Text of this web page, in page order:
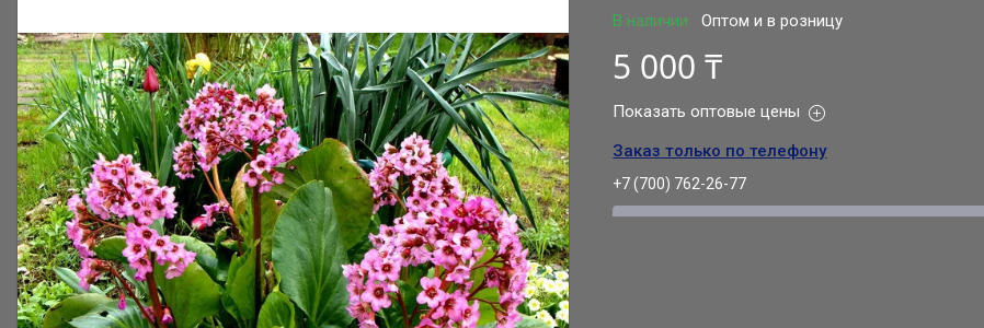
В наличии Оптом и в розницу
5 000 ₸
Показать оптовые цены
Заказ только по телефону
+7 (700) 762-26-77